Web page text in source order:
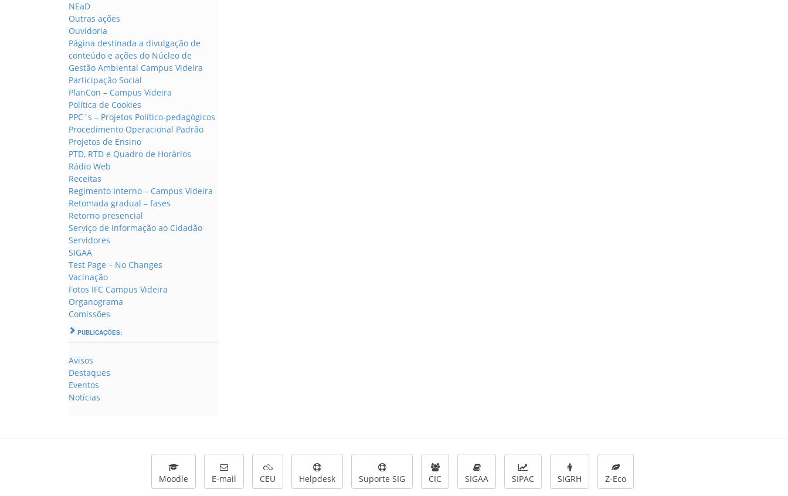
NEaD
Outras ações
Ouvidoria
Página destinada a divulgação de
conteúdo e ações do Núcleo de
Gestão Ambiental Campus Videira
Participação Social
PlanCon – Campus Videira
Política de Cookies
PPC´s – Projetos Político-pedagógicos
Procedimento Operacional Padrão
Projetos de Ensino
PTD, RTD e Quadro de Horários
Rádio Web
Receitas
Regimento Interno – Campus Videira
Retomada gradual – fases
Retorno presencial
Serviço de Informação ao Cidadão
Servidores
SIGAA
Test Page – No Changes
Vacinação
Fotos IFC Campus Videira
Organograma
Comissões
PUBLICAÇÕES:
Avisos
Destaques
Eventos
Notícias
Moodle E-mail CEU Helpdesk Suporte SIG CIC SIGAA SIPAC SIGRH Z-Eco